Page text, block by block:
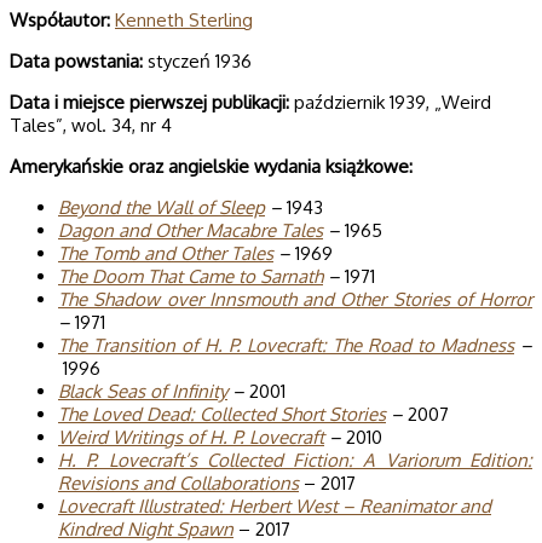
Współautor: Kenneth Sterling
Data powsta­nia: styczeń 1936
Data i miej­sce pierw­szej publi­ka­cji: październik 1939, „Weird
Tales”, wol. 34, nr 4
Ame­ry­kań­skie oraz angiel­skie wyda­nia książkowe:
Bey­ond the Wall of Sleep– 1943
Dagon and Other Maca­bre Tales– 1965
The Tomb and Other Tales– 1969
The Doom That Came to Sar­nath– 1971
The Sha­dow over Inn­smo­uth and Other Sto­ries of Hor­ror
– 1971
The Trans­i­tion of H. P. Love­craft: The Road to Mad­ness–
1996
Black Seas of Infi­nity– 2001
The Loved Dead: Col­lec­ted Short Sto­ries– 2007
Weird Wri­tings of H. P. Love­craft– 2010
H. P. Lovecraft’s Collected Fiction: A Variorum Edition:
Revisions and Collaborations – 2017
Lovecraft Illustrated: Herbert West – Reanimator and
Kindred Night Spawn – 2017